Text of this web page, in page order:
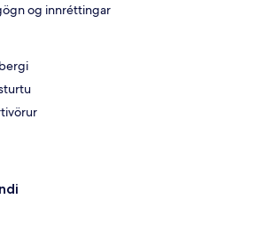
og innréttingar